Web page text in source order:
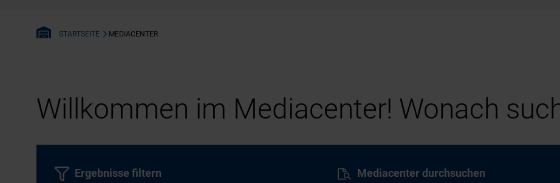
STARTSEITE MEDIACENTER
Willkommen im Mediacenter! Wonach
Mediacenter durchsuchen
Ergebnisse filtern